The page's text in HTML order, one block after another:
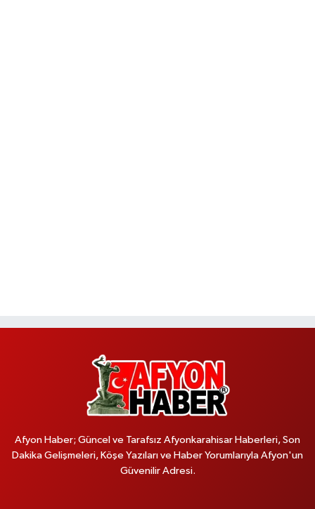
Afyon Haber; Güncel ve Tarafsız Afyonkarahisar Haberleri, Son
Dakika Gelişmeleri, Köşe Yazıları ve Haber Yorumlarıyla Afyon'un
Güvenilir Adresi.